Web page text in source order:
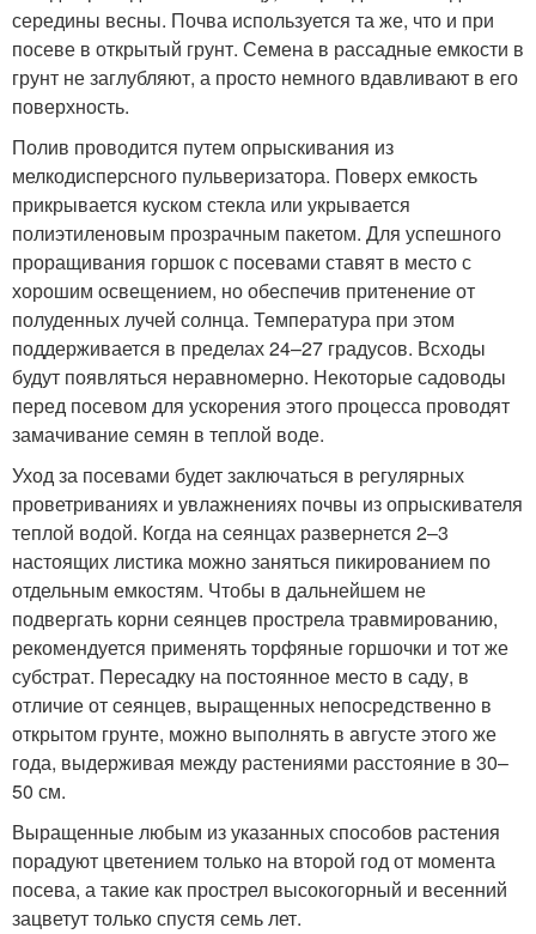
середины весны. Почва используется та же, что и при
посеве в открытый грунт. Семена в рассадные емкости в
грунт не заглубляют, а просто немного вдавливают в его
поверхность.
Полив проводится путем опрыскивания из
мелкодисперсного пульверизатора. Поверх емкость
прикрывается куском стекла или укрывается
полиэтиленовым прозрачным пакетом. Для успешного
проращивания горшок с посевами ставят в место с
хорошим освещением, но обеспечив притенение от
полуденных лучей солнца. Температура при этом
поддерживается в пределах 24–27 градусов. Всходы
будут появляться неравномерно. Некоторые садоводы
перед посевом для ускорения этого процесса проводят
замачивание семян в теплой воде.
Уход за посевами будет заключаться в регулярных
проветриваниях и увлажнениях почвы из опрыскивателя
теплой водой. Когда на сеянцах развернется 2–3
настоящих листика можно заняться пикированием по
отдельным емкостям. Чтобы в дальнейшем не
подвергать корни сеянцев прострела травмированию,
рекомендуется применять торфяные горшочки и тот же
субстрат. Пересадку на постоянное место в саду, в
отличие от сеянцев, выращенных непосредственно в
открытом грунте, можно выполнять в августе этого же
года, выдерживая между растениями расстояние в 30–
50 см.
Выращенные любым из указанных способов растения
порадуют цветением только на второй год от момента
посева, а такие как прострел высокогорный и весенний
зацветут только спустя семь лет.